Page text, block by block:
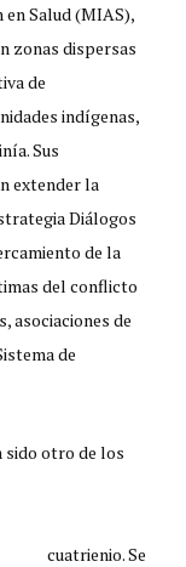
Salud (MIAS),
zonas dispersas
de
indígenas,
Sus
extender la
Diálogos
de la
del conflicto
asociaciones de
de
otro de los
cuatrienio. Se